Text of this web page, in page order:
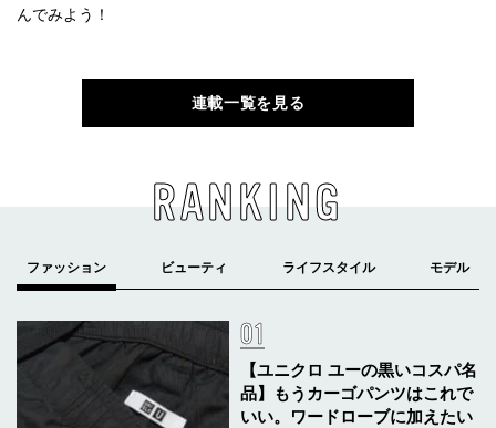
んでみよう！
連載一覧を見る
RANKING
【ユニクロ ユーの黒いコスパ名
品】もうカーゴパンツはこれで
いい。ワードローブに加えたい